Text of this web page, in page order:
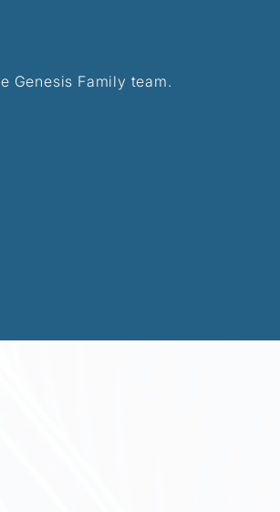
Genesis Family team.